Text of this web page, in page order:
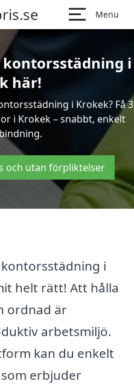
Menu
i
här!
i Krokek? Få 3
i Krokek – snabbt, enkelt
och utan förpliktelser
i
helt rätt! Att hålla
ordnad är
arbetsmiljö.
kan du enkelt
erbjuder